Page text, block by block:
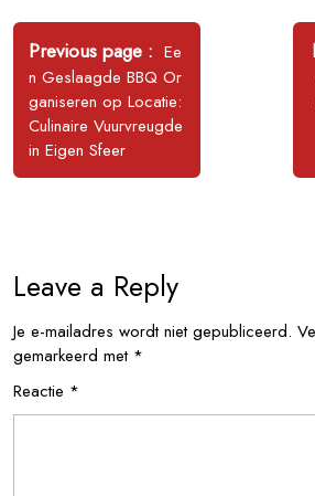
Bericht
navigatie
Previous page
Older
Posts
Ee
n Geslaagde BBQ Or
ganiseren op Locatie:
Culinaire Vuurvreugde
in Eigen Sfeer
Leave a Reply
Je e-mailadres wordt niet gepubliceerd.
gemarkeerd met *
Reactie *